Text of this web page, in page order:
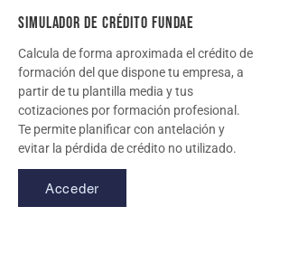
Simulador de crédito FUNDAE
Calcula de forma aproximada el crédito de
formación del que dispone tu empresa, a
partir de tu plantilla media y tus
cotizaciones por formación profesional.
Te permite planificar con antelación y
evitar la pérdida de crédito no utilizado.
Acceder